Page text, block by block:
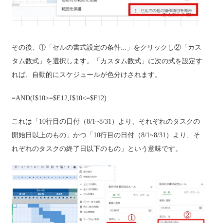
その後、①「セルの書式設定の条件...」をクリックし②「カス
タム数式」を選択します。「カスタム数式」に次の式を設定す
れば、自動的にスケジュールが色分けされます。
=AND(I$10>=$E12,I$10<=$F12)
これは「10行目の日付（8/1~8/31）より、それぞれのタスクの
開始日以上のもの」かつ「10行目の日付（8/1~8/31）より、そ
れぞれのタスクの終了日以下のもの」という意味です。